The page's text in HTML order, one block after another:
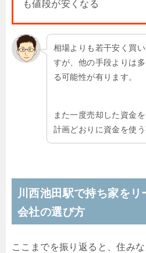
も値段が安くなる
相場よりも若干安く買
すが、他の手段よりは
る可能性が有ります。
また一度売却した資金
計画どおりに資金を使う
川西池田駅で持ち家を
会社の選び方
ここまでを振り返ると、住み